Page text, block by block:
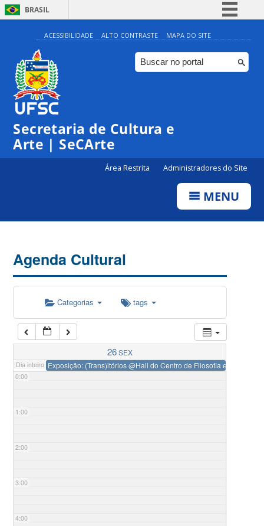
BRASIL
Simplifique!
Comunica BR
Participe
ACESSIBILIDADE ALTO CONTRASTE MAPA DO SITE
Secretaria de Cultura e
Arte | SeCArte
Área Restrita Administradores do Site
MENU
Agenda Cultural
Categorias tags
26SEX
Dia inteiro Exposição: (Trans)itórios@Hall do Centro de Filosofia e Ciências
0:00
1:00
2:00
3:00
4:00